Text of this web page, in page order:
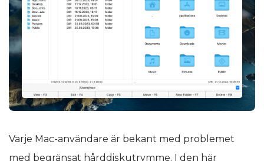
Varje Mac-användare är bekant med problemet
med begränsat hårddiskutrymme. I den här